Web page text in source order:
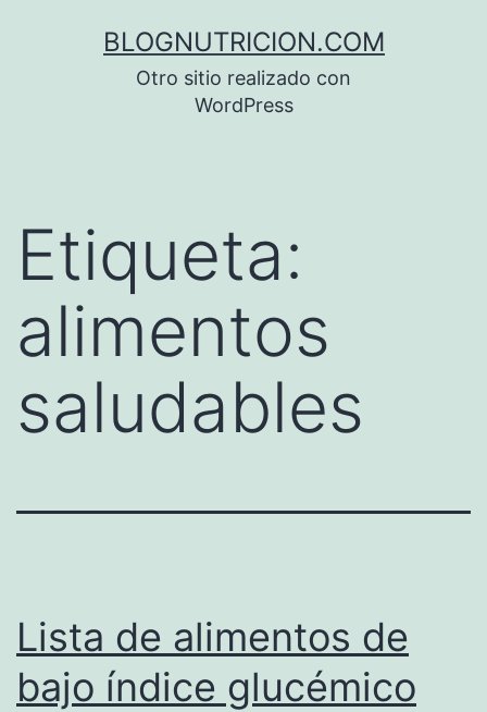
BLOGNUTRICION.COM
Otro sitio realizado con
WordPress
Etiqueta:
alimentos
saludables
Lista de alimentos de
bajo índice glucémico